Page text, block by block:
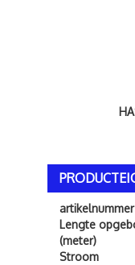
artikelnummer
Lengte
(meter)
Stroom